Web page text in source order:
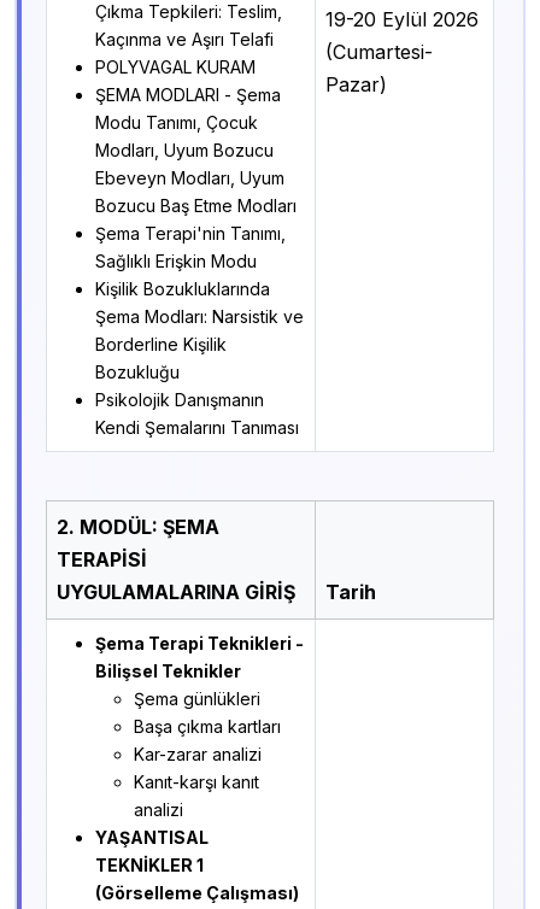
Çıkma Tepkileri: Teslim,
Kaçınma ve Aşırı Telafi
POLYVAGAL KURAM
ŞEMA MODLARI - Şema
Modu Tanımı, Çocuk
Modları, Uyum Bozucu
Ebeveyn Modları, Uyum
Bozucu Baş Etme Modları
Şema Terapi'nin Tanımı,
Sağlıklı Erişkin Modu
Kişilik Bozukluklarında
Şema Modları: Narsistik ve
Borderline Kişilik
Bozukluğu
Psikolojik Danışmanın
Kendi Şemalarını Tanıması
19-20 Eylül 2026
(Cumartesi-
Pazar)
2. MODÜL: ŞEMA
TERAPİSİ
UYGULAMALARINA GİRİŞ
Tarih
Şema Terapi Teknikleri -
Bilişsel Teknikler
Şema günlükleri
Başa çıkma kartları
Kar-zarar analizi
Kanıt-karşı kanıt
analizi
YAŞANTISAL
TEKNİKLER 1
(Görselleme Çalışması)